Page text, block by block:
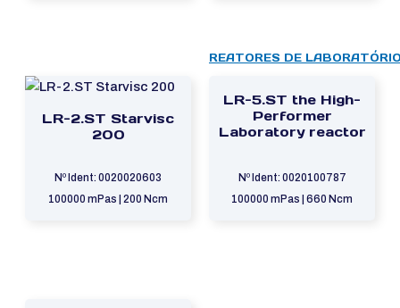
LR-2.ST Starvisc
200
Nº Ident: 0020020603
100000 mPas | 200 Ncm
REATORES DE
LR-5.ST the High-
Performer
Laboratory reactor
Nº Ident: 0020100787
100000 mPas | 660 Ncm